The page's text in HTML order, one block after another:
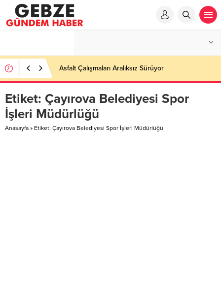
Asfalt Çalışmaları Aralıksız Sürüyor
Etiket: Çayırova Belediyesi Spor
İşleri Müdürlüğü
Anasayfa » Etiket: Çayırova Belediyesi Spor İşleri Müdürlüğü